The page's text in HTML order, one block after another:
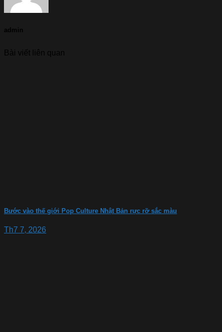
admin
Bài viết liên quan
Bước vào thế giới Pop Culture Nhật Bản rực rỡ sắc màu
Th7 7, 2026